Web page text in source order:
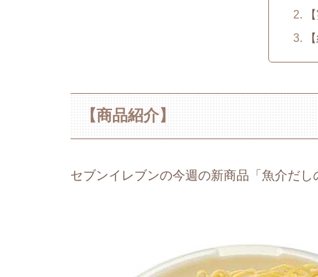
【商品紹介】
セブンイレブンの今週の新商品「魚介だ